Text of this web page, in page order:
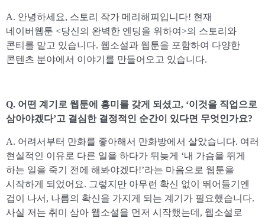
A. 안녕하세요, 스토리 작가 메리해피입니다! 현재
네이버웹툰 <당신의 완벽한 엔딩을 위하여>의 스토리와
콘티를 맡고 있습니다. 웹소설과 웹툰을 포함하여 다양한
콘텐츠 분야에서 이야기를 만들어오고 있습니다.
Q. 어떤 계기로 웹툰에 흥미를 갖게 되셨고, ‘이것을 직업으로
삼아야겠다’고 결심한 결정적인 순간이 있다면 무엇인가요?
A. 어려서부터 만화를 좋아해서 만화방에서 살았습니다. 여러
현실적인 이유로 다른 일을 하다가 뒤늦게 ‘내 가슴을 뛰게
하는 일을 죽기 전에 해봐야겠다!’라는 마음으로 웹툰을
시작하게 되었어요. 그렇지만 아무런 확신 없이 뛰어들기엔
겁이 나서, 나름의 확신을 가지게 되는 계기가 필요했습니다.
사실 저는 취미 삼아 웹소설을 먼저 시작했는데, 웹소설로